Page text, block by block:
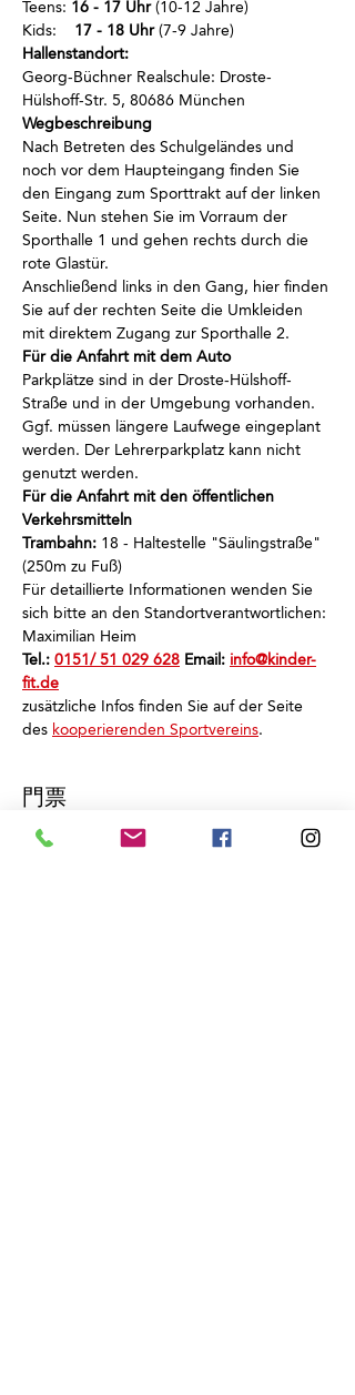
Teens: 16 - 17 Uhr (10-12 Jahre)
Kids: 17 - 18 Uhr (7-9 Jahre)
Hallenstandort:
Georg-Büchner Realschule: Droste-
Hülshoff-Str. 5, 80686 München
Wegbeschreibung
Nach Betreten des Schulgeländes und
noch vor dem Haupteingang finden Sie
den Eingang zum Sporttrakt auf der linken
Seite. Nun stehen Sie im Vorraum der
Sporthalle 1 und gehen rechts durch die
rote Glastür.
Anschließend links in den Gang, hier finden
Sie auf der rechten Seite die Umkleiden
mit direktem Zugang zur Sporthalle 2.
Für die Anfahrt mit dem Auto
Parkplätze sind in der Droste-Hülshoff-
Straße und in der Umgebung vorhanden.
Ggf. müssen längere Laufwege eingeplant
werden. Der Lehrerparkplatz kann nicht
genutzt werden.
Für die Anfahrt mit den öffentlichen
Verkehrsmitteln
Trambahn: 18 - Haltestelle "Säulingstraße"
(250m zu Fuß)
Für detaillierte Informationen wenden Sie
sich bitte an den Standortverantwortlichen:
Maximilian Heim
Tel.: 0151/ 51 029 628 Email: info@kinder-
fit.de
zusätzliche Infos finden Sie auf der Seite
des kooperierenden Sportvereins.
門票